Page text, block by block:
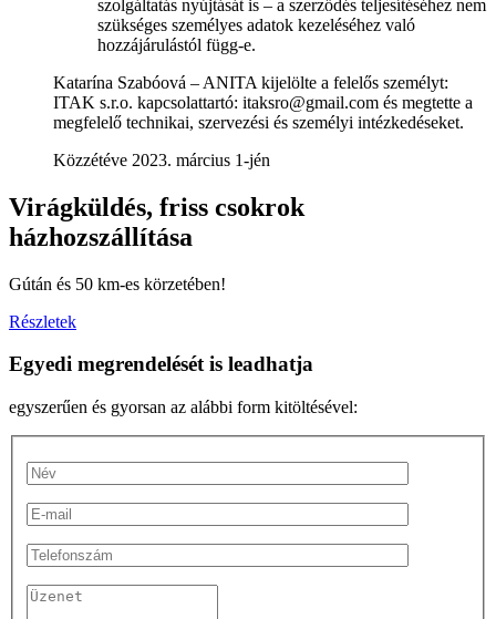
szolgáltatás nyújtását is – a szerződés teljesítéséhez nem
szükséges személyes adatok kezeléséhez való
hozzájárulástól függ-e.
Katarína Szabóová – ANITA kijelölte a felelős személyt:
ITAK s.r.o. kapcsolattartó: itaksro@gmail.com és megtette a
megfelelő technikai, szervezési és személyi intézkedéseket.
Közzétéve 2023. március 1-jén
Virágküldés, friss csokrok
házhozszállítása
Gútán és 50 km-es körzetében!
Részletek
Egyedi megrendelését is leadhatja
egyszerűen és gyorsan az alábbi form kitöltésével: